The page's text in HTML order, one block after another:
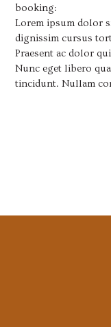
booking:
Lorem ipsum dolor
dignissim cursus
Praesent ac dolor
Nunc eget libero
tincidunt. Nullam